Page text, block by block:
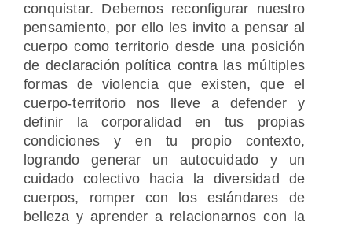
conquistar. Debemos reconfigurar nuestro
pensamiento, por ello les invito a pensar al
cuerpo como territorio desde una posición
de declaración política contra las múltiples
formas de violencia que existen, que el
cuerpo-territorio nos lleve a defender y
definir la corporalidad en tus propias
condiciones y en tu propio contexto,
logrando generar un autocuidado y un
cuidado colectivo hacia la diversidad de
cuerpos, romper con los estándares de
belleza y aprender a relacionarnos con la